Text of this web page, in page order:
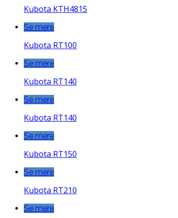
Kubota KTH4815
Se mere
Kubota RT100
Se mere
Kubota RT140
Se mere
Kubota RT140
Se mere
Kubota RT150
Se mere
Kubota RT210
Se mere